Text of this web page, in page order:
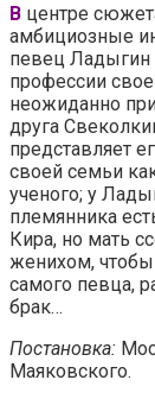
В центре
амбициозные
певец Ладыгин
профессии
неожиданно
друга
представляет
своей семьи
ученого; у
племянника
Кира, но мать
женихом, чтобы
самого певца,
брак…
Постановка:
Маяковского.